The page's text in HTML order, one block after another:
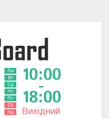
Пн
Вт
Ср
Чт
Пт
Сб
Нд
10:00
-
18:00
Вихідний